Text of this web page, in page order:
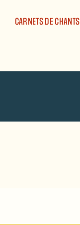
CARNETS DE CHANTS